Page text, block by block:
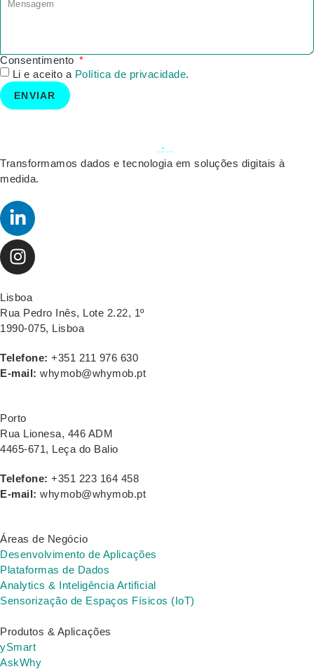
Consentimento
Li e aceito a Política de privacidade
ENVIAR
Transformamos dados e tecnologia em soluções digitais à
medida.
Lisboa
Rua Pedro Inês, Lote 2.22, 1º
1990-075, Lisboa
Telefone: +351 211 976 630
E-mail: whymob@whymob.pt
Porto
Rua Lionesa, 446 ADM
4465-671, Leça do Balio
Telefone: +351 223 164 458
E-mail: whymob@whymob.pt
Áreas de Negócio
Desenvolvimento de Aplicações
Plataformas de Dados
Analytics & Inteligência Artificial
Sensorização de Espaços Físicos (IoT)
Produtos & Aplicações
ySmart
AskWhy